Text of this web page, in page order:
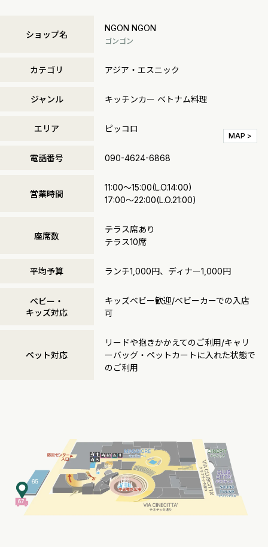
ショップ名
NGON NGON
ゴンゴン
カテゴリ アジア・エスニック
ジャンル キッチンカー ベトナム料理
エリア ピッコロ
MAP >
電話番号 090-4624-6868
営業時間
11:00～15:00(L.O.14:00)
17:00～22:00(L.O.21:00)
座席数
テラス席あり
テラス10席
平均予算 ランチ1,000円、ディナー1,000円
ベビー・
キッズ対応
キッズベビー歓迎/ベビーカーでの入店
可
ペット対応
リードや抱きかかえてのご利用/キャリ
ーバッグ・ペットカートに入れた状態で
のご利用